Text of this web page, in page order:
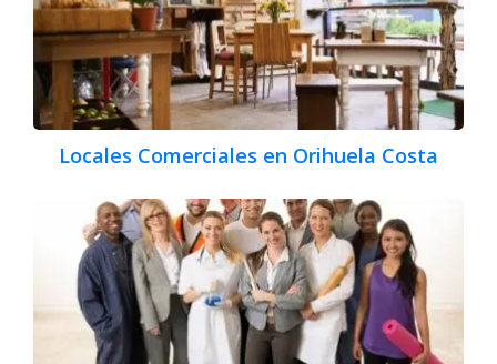
Locales Comerciales en Orihuela Costa